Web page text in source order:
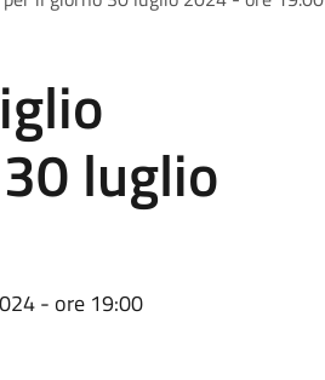
luglio
- ore 19:00